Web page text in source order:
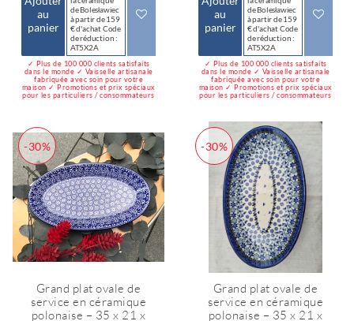
au
panier
de Bolesławiec
à partir de 159
€ d'achat Code
de réduction :
AT5X2A
✓ Plus de 100 000 clients satisfaits
dans le monde ✓ Vaisselle artisanale
fabriquée avec soin pour votre
maison ✓ Promotions et prix spéciaux
pour les particuliers / consommateurs
au
panier
de Bolesławiec
à partir de 159
€ d'achat Code
de réduction :
AT5X2A
✓ Plus de 100 000 clients satisfaits
dans le monde ✓ Vaisselle artisanale
fabriquée avec soin pour votre
maison ✓ Promotions et prix spéciaux
pour les particuliers / consommateurs
-30%
Grand plat ovale de
service en céramique
polonaise – 35 x 21 x
-30%
Grand plat ovale de
service en céramique
polonaise – 35 x 21 x